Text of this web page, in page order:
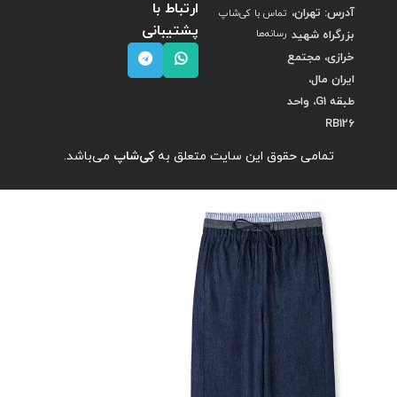
آدرس: تهران،
بزرگراه شهید
خرازی، مجتمع
ایران مال،
طبقه G1، واحد
RB126
تماس با کی‌شاپ
رسانه‌ها
ارتباط با
پشتیبانی
تمامی حقوق این سایت متعلق بهکِی‌شاپ می‌باشد.